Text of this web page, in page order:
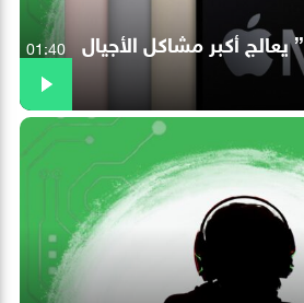
“ماك بوك آير M3” يعالج أكبر مشاكل الأجيال 01:40